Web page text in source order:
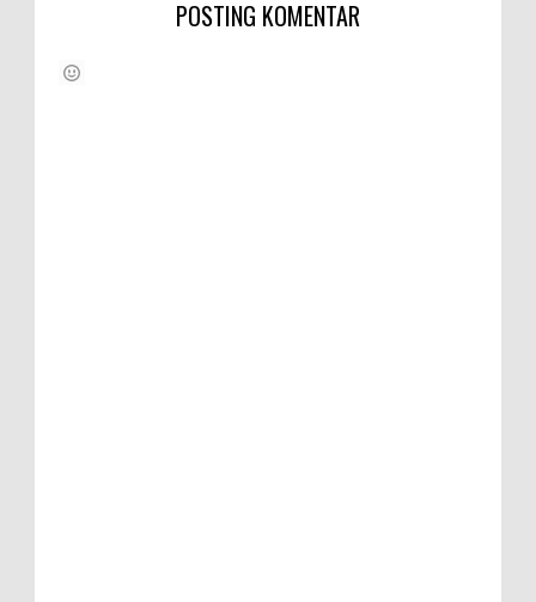
POSTING KOMENTAR